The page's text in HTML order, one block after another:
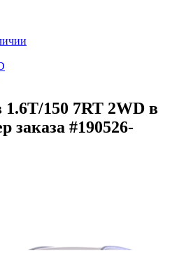
150 7RT 2WD в
заказа #190526-